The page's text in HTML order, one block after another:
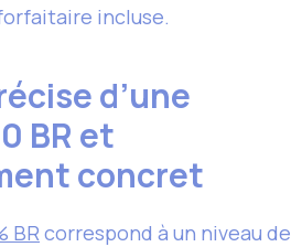
incluse.
d’une
BR et
concret
BR correspond à un niveau de